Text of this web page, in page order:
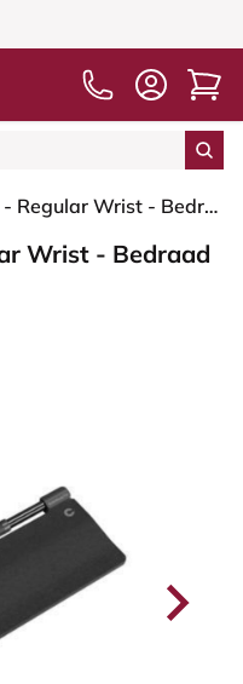
RollerMouse Pro - Regular Wrist - Bedraad - vegan leer zwart
Wrist - Bedraad